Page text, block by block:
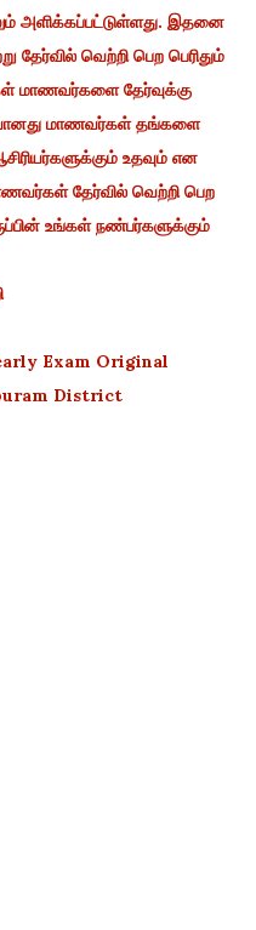
அளிக்கப்பட்டுள்ளது. இதனை
தேர்வில் வெற்றி பெற பெரிதும்
மாணவர்களை தேர்வுக்கு
மாணவர்கள் தங்களை
உதவும் என
தேர்வில் வெற்றி பெற
உங்கள் நண்பர்களுக்கும்
Exam Original
District